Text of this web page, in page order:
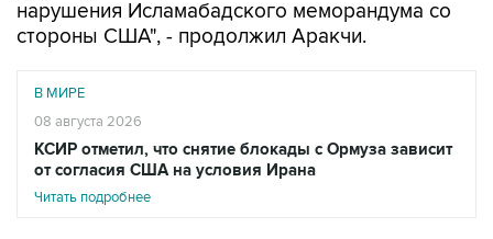
нарушения Исламабадского меморандума со
стороны США", - продолжил Аракчи.
В МИРЕ
08 августа 2026
КСИР отметил, что снятие блокады с Ормуза зависит
от согласия США на условия Ирана
Читать подробнее